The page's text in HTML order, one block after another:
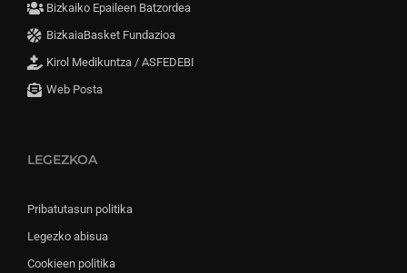
Bizkaiko Epaileen Batzordea
BizkaiaBasket Fundazioa
Kirol Medikuntza / ASFEDEBI
Web Posta
LEGEZKOA
Pribatutasun politika
Legezko abisua
Cookieen politika